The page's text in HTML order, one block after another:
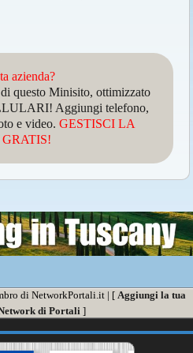
azienda?
questo Minisito, ottimizzato
Aggiungi telefono,
e video.GESTISCI LA
di NetworkPortali.it | [ Aggiungi la tua
di Portali ]